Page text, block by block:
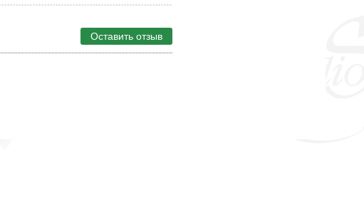
Оставить отзыв